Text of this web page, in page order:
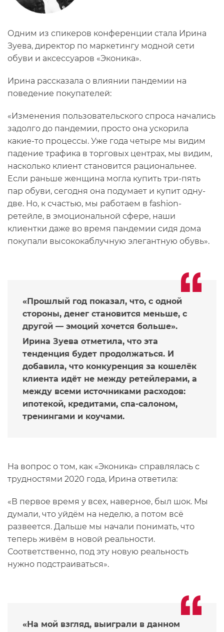
Одним из спикеров конференции стала Ирина
Зуева, директор по маркетингу модной сети
обуви и аксессуаров «Эконика».
Ирина рассказала о влиянии пандемии на
поведение покупателей:
«Изменения пользовательского спроса начались
задолго до пандемии, просто она ускорила
какие-то процессы. Уже года четыре мы видим
падение трафика в торговых центрах, мы видим,
насколько клиент становится рациональнее.
Если раньше женщина могла купить три-пять
пар обуви, сегодня она подумает и купит одну-
две. Но, к счастью, мы работаем в fashion-
ретейле, в эмоциональной сфере, наши
клиентки даже во время пандемии сидя дома
покупали высококаблучную элегантную обувь».
«Прошлый год показал, что, с одной
стороны, денег становится меньше, с
другой — эмоций хочется больше».
Ирина Зуева отметила, что эта
тенденция будет продолжаться. И
добавила, что конкуренция за кошелёк
клиента идёт не между ретейлерами, а
между всеми источниками расходов:
ипотекой, кредитами, спа-салоном,
тренингами и коучами.
На вопрос о том, как «Эконика» справлялась с
трудностями 2020 года, Ирина ответила:
«В первое время у всех, наверное, был шок. Мы
думали, что уйдём на неделю, а потом всё
развеется. Дальше мы начали понимать, что
теперь живём в новой реальности.
Соответственно, под эту новую реальность
нужно подстраиваться».
«На мой взгляд, выиграли в данном